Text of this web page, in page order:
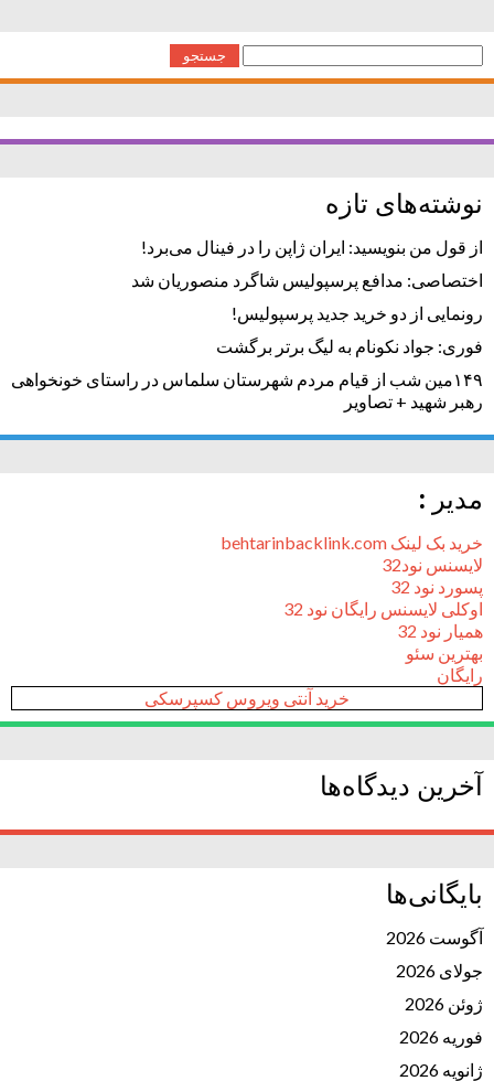
جستجو
برای:
نوشته‌های تازه
از قول من بنویسید: ایران ژاپن را در فینال می‌برد!
اختصاصی: مدافع پرسپولیس شاگرد منصوریان شد
رونمایی از دو خرید جدید پرسپولیس!
فوری: جواد نکونام به لیگ برتر برگشت
۱۴۹مین شب از قیام مردم شهرستان سلماس در راستای خونخواهی
رهبر شهید + تصاویر
مدیر :
خرید بک لینک behtarinbacklink.com
لایسنس نود32
پسورد نود 32
اوکلی لایسنس رایگان نود 32
همیار نود 32
بهترین سئو
رایگان
خرید آنتی ویروس کسپرسکی
آخرین دیدگاه‌ها
بایگانی‌ها
آگوست 2026
جولای 2026
ژوئن 2026
فوریه 2026
ژانویه 2026